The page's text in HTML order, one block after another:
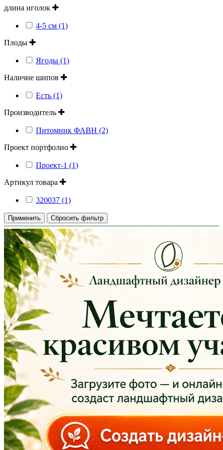
длина иголок
4-5 см (1)
Плоды
Ягоды (1)
Наличие шипов
Есть (1)
Производитель
Питомник ФАВН (2)
Проект портфолио
Проект-1 (1)
Артикул товара
320037 (1)
Применить Сбросить фильтр